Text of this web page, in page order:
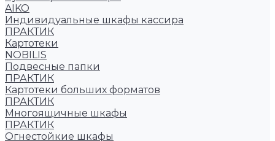
AIKO
Индивидуальные шкафы кассира
ПРАКТИК
Картотеки
NOBILIS
Подвесные папки
ПРАКТИК
Картотеки больших форматов
ПРАКТИК
Многоящичные шкафы
ПРАКТИК
Огнестойкие шкафы